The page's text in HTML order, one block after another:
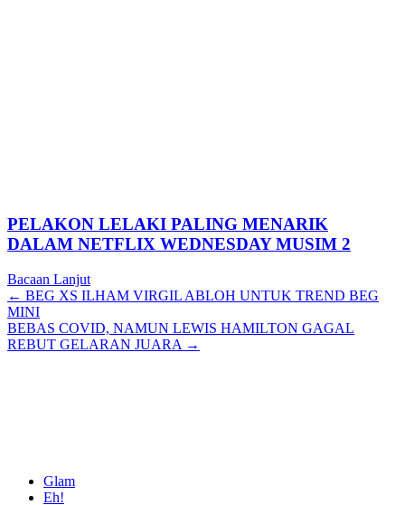
PELAKON LELAKI PALING MENARIK
DALAM NETFLIX WEDNESDAY MUSIM 2
Bacaan Lanjut
Posts
navigation
← BEG XS ILHAM VIRGIL ABLOH UNTUK TREND BEG
MINI
BEBAS COVID, NAMUN LEWIS HAMILTON GAGAL
REBUT GELARAN JUARA →
Glam
Eh!